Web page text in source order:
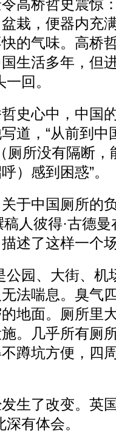
高桥哲史震惊
栽，便器内充
的气味。高桥
生活多年，但
回。
史心中，中国
道，“从前到中
厕所没有隔断
）感到困惑”。
于中国厕所的
人彼得·古德
述了这样一个
公园、大街、机
法喘息。臭气
地面。厕所里
。几乎所有厕
蹲坑方便，四
生了改变。英
有体会。